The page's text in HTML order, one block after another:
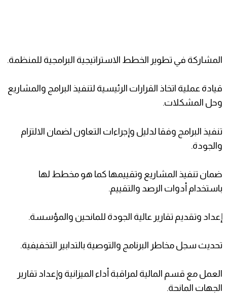
المشاركة في تطوير الخطط الاستراتيجية البرامجية للمنظمة.
قيادة عملية اتخاذ القرارات الرئيسية لتنفيذ البرامج والمشاريع
وحل المشكلات.
تنفيذ البرامج وفقا لدليل وإجراءات التعاون لضمان الالتزام
والجودة.
ضمان تنفيذ المشاريع وتقييمها كما هو مخطط لها
باستخدام أدوات الرصد والتقييم.
إعداد وتقديم تقارير عالية الجودة للمانحين والمؤسسة.
تحديث سجل مخاطر البرنامج والتوصية بالتدابير التخفيفية.
العمل مع قسم المالية لمراقبة أداء الميزانية وإعداد تقارير
الجهات المانحة.